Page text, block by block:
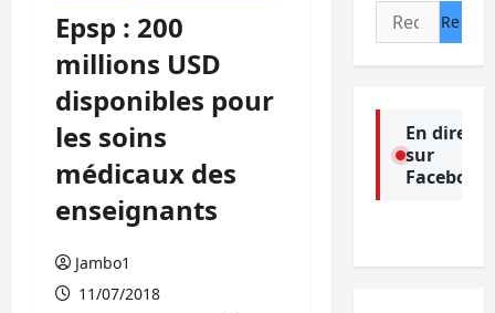
Epsp : 200
millions USD
disponibles pour
les soins
médicaux des
enseignants
Jambo1
11/07/2018
Rechercher :
En direct
sur
Facebook